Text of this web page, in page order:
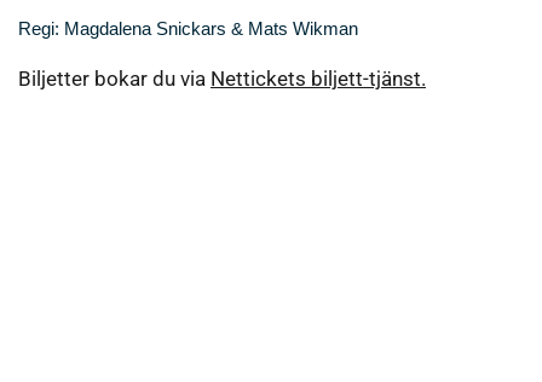
Regi: Magdalena Snickars & Mats Wikman
Biljetter bokar du via Nettickets biljett-tjänst.